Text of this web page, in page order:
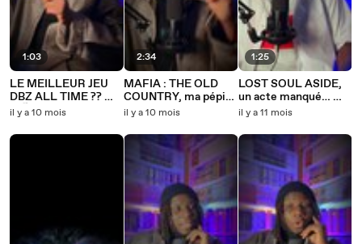
1:03
LE MEILLEUR JEU
DBZ ALL TIME ?? 👀
🎮🐉
il y a 10 mois
2:34
MAFIA : THE OLD
COUNTRY, ma pépite
de l’été 🍋🎮
il y a 10 mois
1:25
LOST SOUL ASIDE,
un acte manqué… 🥶
🎮
il y a 11 mois